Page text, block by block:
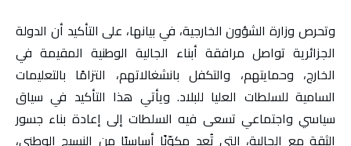
وتحرص وزارة الشؤون الخارجية، في بيانها، على التأكيد أن الدولة
الجزائرية تواصل مرافقة أبناء الجالية الوطنية المقيمة في
الخارج، وحمايتهم، والتكفل بانشغالاتهم، التزامًا بالتعليمات
السامية للسلطات العليا للبلاد. ويأتي هذا التأكيد في سياق
سياسي واجتماعي تسعى فيه السلطات إلى إعادة بناء جسور
الثقة مع الجالية، التي تُعد مكوّنًا أساسيًا من النسيج الوطني،